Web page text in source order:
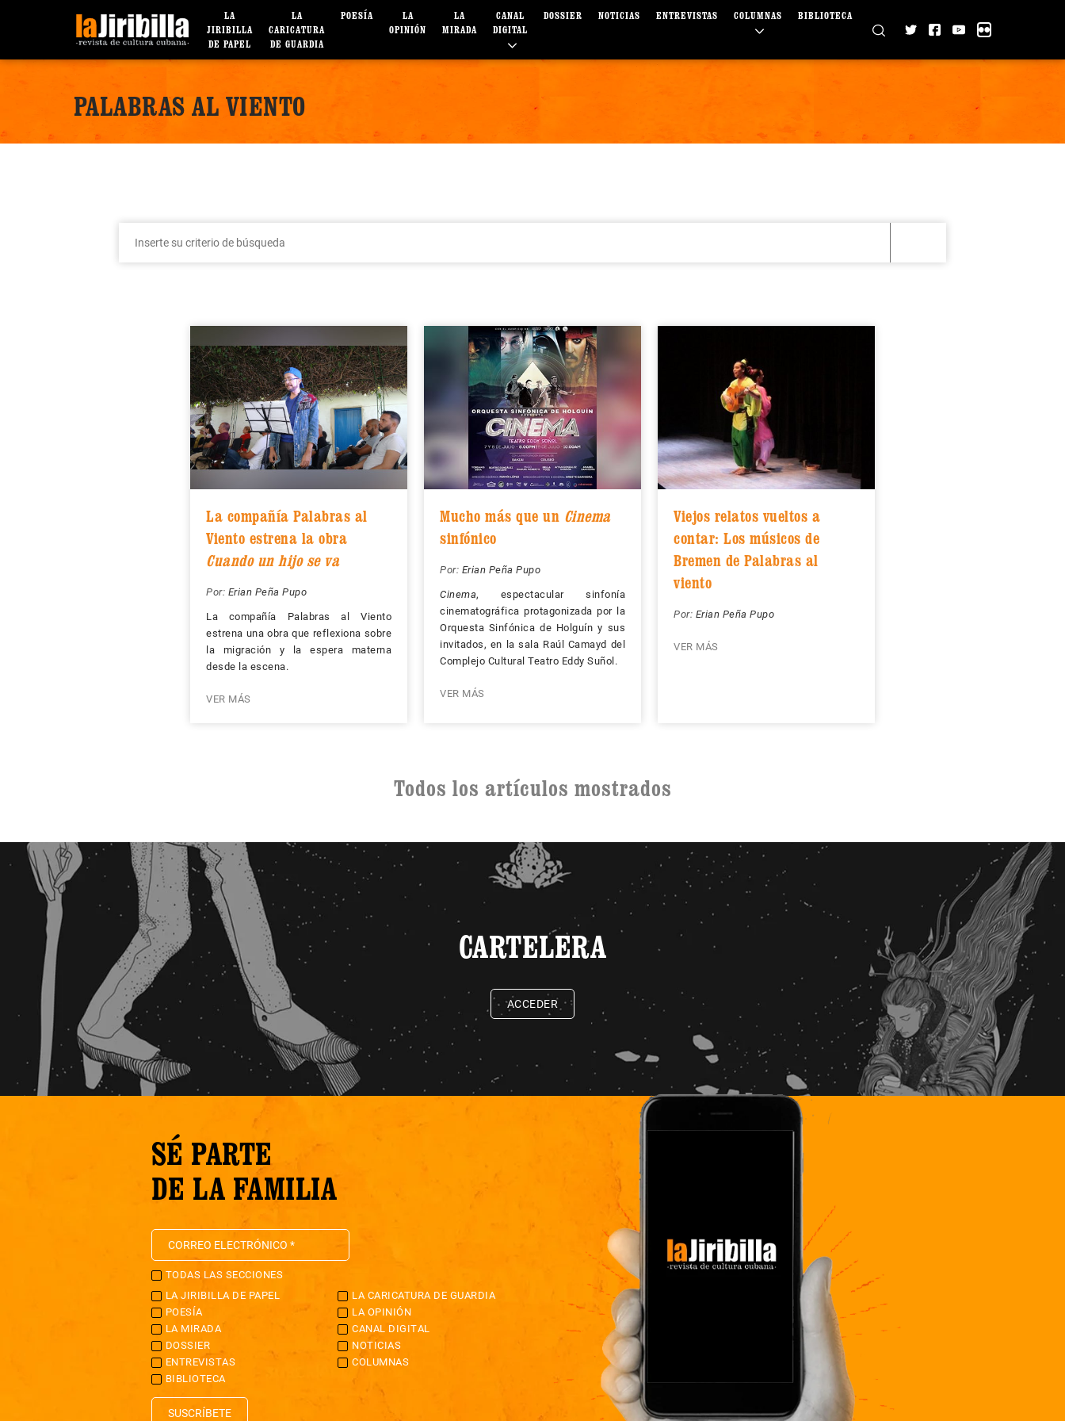
LA
JIRIBILLA
DE PAPEL
LA
CARICATURA
DE GUARDIA
POESÍA
LA
OPINIÓN
LA
MIRADA
CANAL
DIGITAL
DOSSIER NOTICIAS ENTREVISTAS COLUMNAS BIBLIOTECA
PALABRAS AL VIENTO
La compañía Palabras al
Viento estrena la obra
Cuando un hijo se va
Por: Erian Peña Pupo
La compañía Palabras al Viento
estrena una obra que reflexiona sobre
la migración y la espera materna
desde la escena.
VER MÁS
Mucho más que un Cinema
sinfónico
Por: Erian Peña Pupo
Cinema, espectacular sinfonía
cinematográfica protagonizada por la
Orquesta Sinfónica de Holguín y sus
invitados, en la sala Raúl Camayd del
Complejo Cultural Teatro Eddy Suñol.
VER MÁS
Viejos relatos vueltos a
contar: Los músicos de
Bremen de Palabras al
viento
Por: Erian Peña Pupo
VER MÁS
Todos los artículos mostrados
CARTELERA
ACCEDER
SÉ PARTE
DE LA FAMILIA
TODAS LAS SECCIONES
LA JIRIBILLA DE PAPEL
LA CARICATURA DE GUARDIA
POESÍA
LA OPINIÓN
LA MIRADA
CANAL DIGITAL
DOSSIER
NOTICIAS
ENTREVISTAS
COLUMNAS
BIBLIOTECA
SUSCRÍBETE